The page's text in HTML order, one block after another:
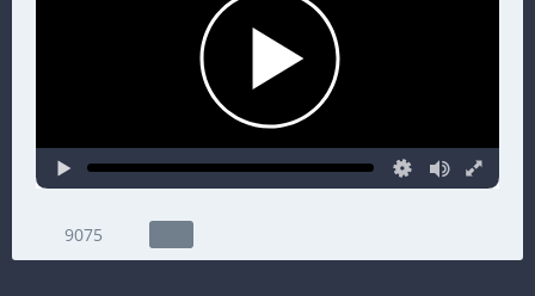
9075